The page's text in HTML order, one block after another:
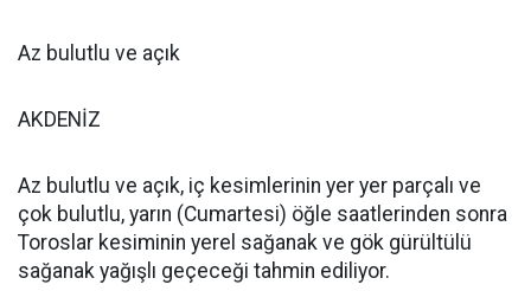
Az bulutlu ve açık
AKDENİZ
Az bulutlu ve açık, iç kesimlerinin yer yer parçalı ve
çok bulutlu, yarın (Cumartesi) öğle saatlerinden sonra
Toroslar kesiminin yerel sağanak ve gök gürültülü
sağanak yağışlı geçeceği tahmin ediliyor.